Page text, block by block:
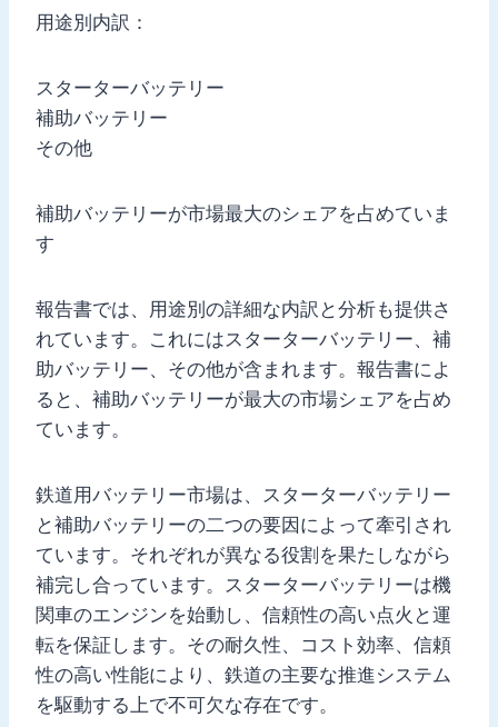
用途別内訳：
スターターバッテリー
補助バッテリー
その他
補助バッテリーが市場最大のシェアを占めていま
す
報告書では、用途別の詳細な内訳と分析も提供さ
れています。これにはスターターバッテリー、補
助バッテリー、その他が含まれます。報告書によ
ると、補助バッテリーが最大の市場シェアを占め
ています。
鉄道用バッテリー市場は、スターターバッテリー
と補助バッテリーの二つの要因によって牽引され
ています。それぞれが異なる役割を果たしながら
補完し合っています。スターターバッテリーは機
関車のエンジンを始動し、信頼性の高い点火と運
転を保証します。その耐久性、コスト効率、信頼
性の高い性能により、鉄道の主要な推進システム
を駆動する上で不可欠な存在です。